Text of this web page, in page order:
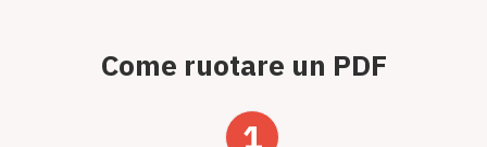
Come ruotare un PDF
1